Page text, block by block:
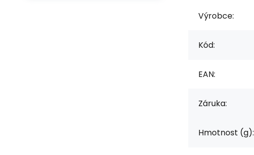
Výrobce:
Kód:
EAN:
Záruka:
Hmotnost (g):